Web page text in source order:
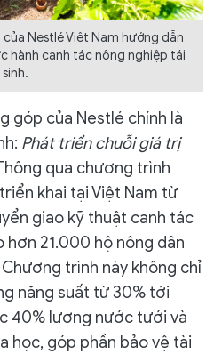
Nestlé Việt Nam hướng dẫn
hành canh tác nông nghiệp tái
sinh.
góp của Nestlé chính là
Phát triển chuỗi giá trị
qua chương trình
khai tại Việt Nam từ
giao kỹ thuật canh tác
hơn 21.000 hộ nông dân
trình này không chỉ
năng suất từ 30% tới
40% lượng nước tưới và
học, góp phần bảo vệ tài